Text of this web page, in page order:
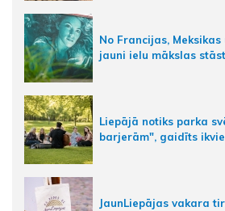
No Francijas,
jauni ielu mākslas
Liepājā notiks parka
barjerām", gaidīts
JaunLiepājas vakara